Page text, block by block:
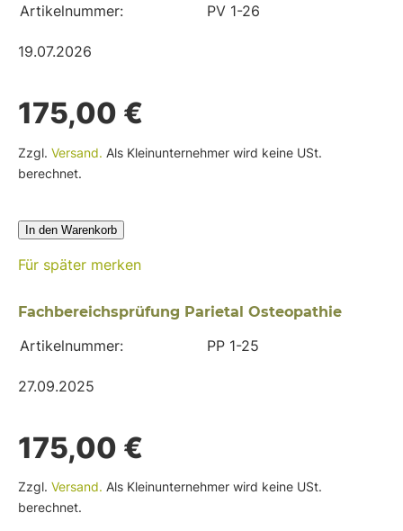
Artikelnummer: PV 1-26
19.07.2026
175,00 €
Zzgl. Versand. Als Kleinunternehmer wird keine USt.
berechnet.
In den Warenkorb
Für später merken
Fachbereichsprüfung Parietal Osteopathie
Artikelnummer: PP 1-25
27.09.2025
175,00 €
Zzgl. Versand. Als Kleinunternehmer wird keine USt.
berechnet.